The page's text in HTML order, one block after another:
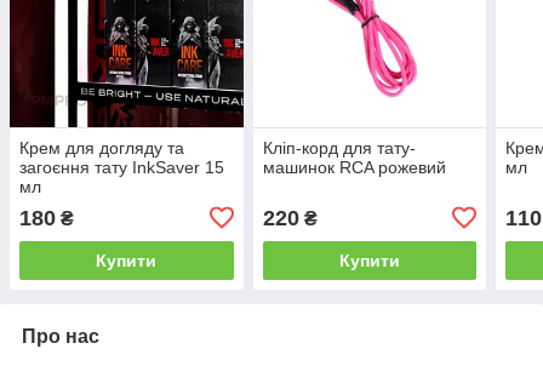
Крем для догляду та
загоєння тату InkSaver 15
мл
180 ₴
Купити
Кліп-корд для тату-
машинок RCA рожевий
220₴
Купити
мл
110
Про нас